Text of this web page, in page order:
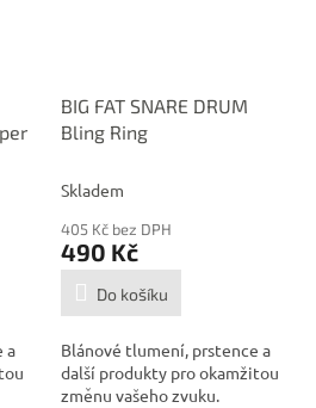
a
BIG FAT SNARE DRUM
Bling Ring
Skladem
405 Kč bez DPH
490 Kč
Do košíku
Blánové tlumení, prstence a
další produkty pro okamžitou
změnu vašeho zvuku.